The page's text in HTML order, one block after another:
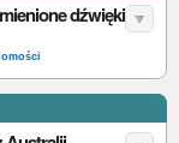
dźwięki